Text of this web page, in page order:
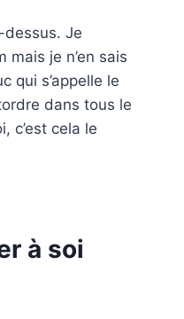
Je
mais je n’en sais
qui s’appelle le
dans tous le
c’est cela le
à soi